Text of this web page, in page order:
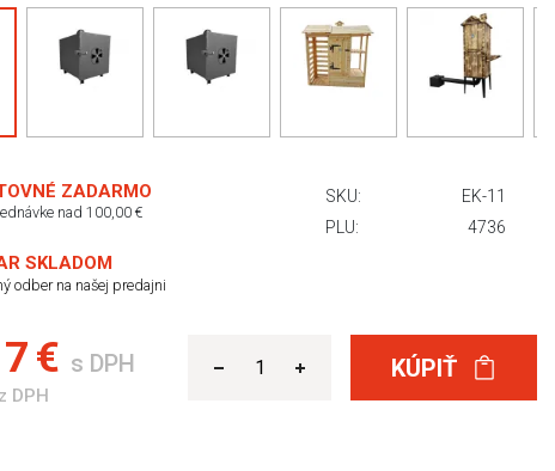
ZADARMO
nad 100,00 €
SKLADOM
odber na našej predajni
SKU:
EK-11
PLU:
4736
€ s DPH
DPH
KÚPIŤ